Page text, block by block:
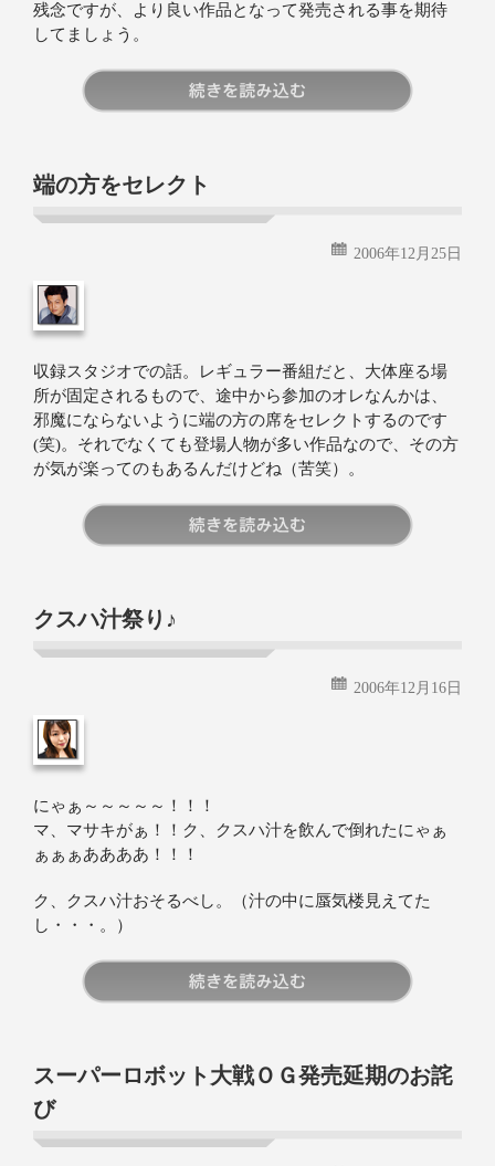
残念ですが、より良い作品となって発売される事を期待
してましょう。
端の方をセレクト
2006年12月25日
収録スタジオでの話。レギュラー番組だと、大体座る場
所が固定されるもので、途中から参加のオレなんかは、
邪魔にならないように端の方の席をセレクトするのです
(笑)。それでなくても登場人物が多い作品なので、その方
が気が楽ってのもあるんだけどね（苦笑）。
クスハ汁祭り♪
2006年12月16日
にゃぁ～～～～～！！！
マ、マサキがぁ！！ク、クスハ汁を飲んで倒れたにゃぁ
ぁぁぁああああ！！！
ク、クスハ汁おそるべし。（汁の中に蜃気楼見えてた
し・・・。）
スーパーロボット大戦ＯＧ発売延期のお詫
び